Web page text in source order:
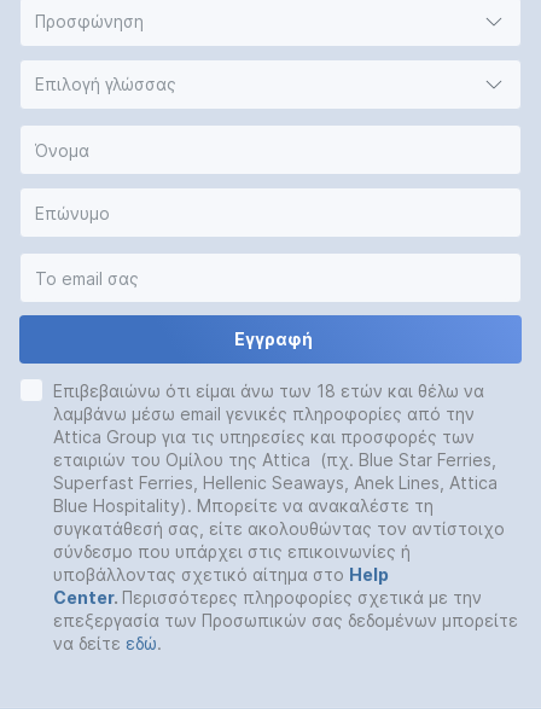
Προσφώνηση
Επιλογή γλώσσας
Εγγραφή
Επιβεβαιώνω ότι είμαι άνω των 18 ετών και θέλω να
λαμβάνω μέσω email γενικές πληροφορίες από την
Attica Group για τις υπηρεσίες και προσφορές των
εταιριών του Ομίλου της Attica (πχ. Blue Star Ferries,
Superfast Ferries, Hellenic Seaways, Anek Lines, Attica
Blue Hospitality). Μπορείτε να ανακαλέστε τη
συγκατάθεσή σας, είτε ακολουθώντας τον αντίστοιχο
σύνδεσμο που υπάρχει στις επικοινωνίες ή
υποβάλλοντας σχετικό αίτημα στο Help
Center. Περισσότερες πληροφορίες σχετικά με την
επεξεργασία των Προσωπικών σας δεδομένων μπορείτε
να δείτε εδώ.